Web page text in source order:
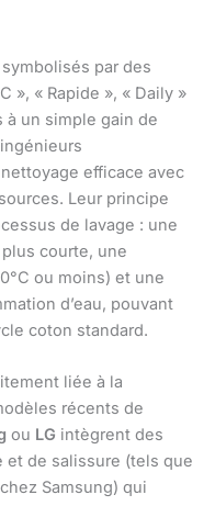
par des
», « Rapide », « Daily »
à un simple gain de
efficace avec
Leur principe
de lavage : une
courte, une
ou moins) et une
d’eau, pouvant
coton standard.
liée à la
récents de
ou LG intègrent des
et de salissure (tels que
Samsung) qui